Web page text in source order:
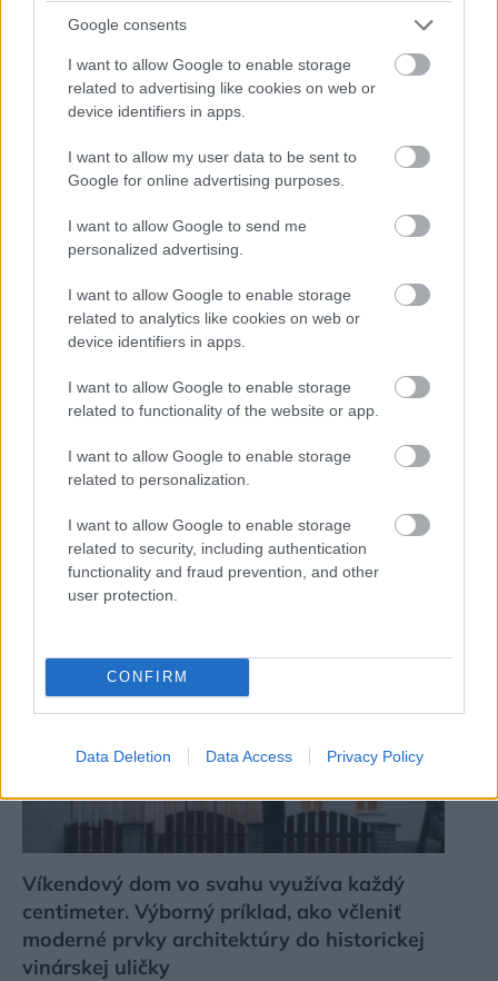
Google consents
I want to allow Google to enable storage
related to advertising like cookies on web or
device identifiers in apps.
I want to allow my user data to be sent to
Google for online advertising purposes.
I want to allow Google to send me
personalized advertising.
I want to allow Google to enable storage
related to analytics like cookies on web or
device identifiers in apps.
I want to allow Google to enable storage
related to functionality of the website or app.
I want to allow Google to enable storage
related to personalization.
I want to allow Google to enable storage
related to security, including authentication
functionality and fraud prevention, and other
user protection.
CONFIRM
Data Deletion Data Access Privacy Policy
Pridajte túto surovinu do prania, obliečky
budú hladšie a pevnejšie. Starý trik z
hotelov poznali už naše babičky
Šíri sa z odpadkového koša silný zápach?
Tieto kroky vám pomôžu zbaviť sa ho
Víkendový dom vo svahu využíva každý
centimeter. Výborný príklad, ako včleniť
moderné prvky architektúry do historickej
vinárskej uličky